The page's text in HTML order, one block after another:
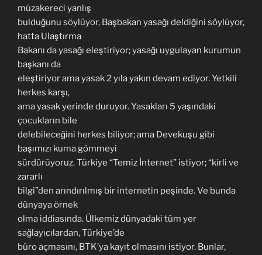
müzakereci yanlış
bulduğunu söylüyor, Başbakan yasağı deldiğini söylüyor,
hatta Ulaştırma
Bakanı da yasağı eleştiriyor; yasağı uygulayan kurumun
başkanı da
eleştiriyor ama yasak 2 yıla yakın devam ediyor. Yetkili
herkes karşı,
ama yasak yerinde duruyor. Yasakları 5 yaşındaki
çocukların bile
delebileceğini herkes biliyor; ama Devekuşu gibi
başımızı kuma gömmeyi
sürdürüyoruz. Türkiye “Temiz İnternet” istiyor; “kirli ve
zararlı
bilgi”den arındırılmış bir internetin peşinde. Ve bunda
dünyaya örnek
olma iddiasında. Ülkemiz dünyadaki tüm yer
sağlayıcılardan, Türkiye’de
büro açmasını, BTK’ya kayıt olmasını istiyor. Bunlar,